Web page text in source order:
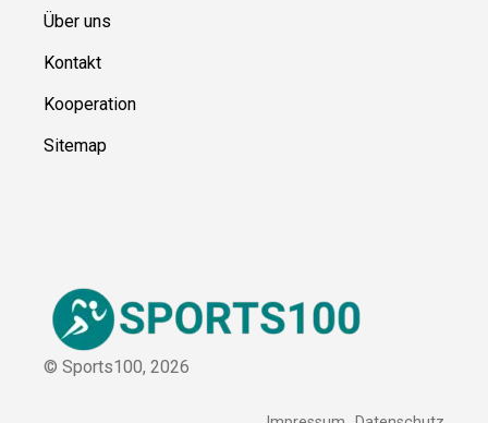
Über uns
Kontakt
Kooperation